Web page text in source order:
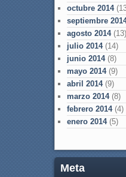
octubre 2014
septiembre
agosto 2014(13)
julio 2014(14)
junio 2014(8)
mayo 2014(9)
abril 2014(9)
marzo 2014(8)
febrero 2014(4)
enero 2014(5)
Meta